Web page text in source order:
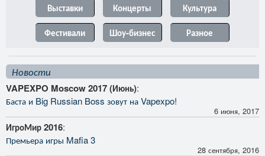
Выставки Концерты
Культура
Фестивали
Шоу-бизнес Разное
Новости
VAPEXPO Moscow 2017 (Июнь):
Баста и Big Russian Boss зовут на Vapexpo!
6 июня, 2017
ИгроМир 2016:
Премьера игры Mafia 3
28 сентября, 2016